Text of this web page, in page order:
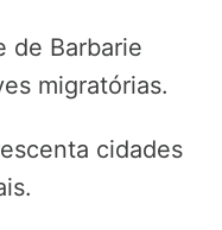
de Barbarie
migratórias.
cidades